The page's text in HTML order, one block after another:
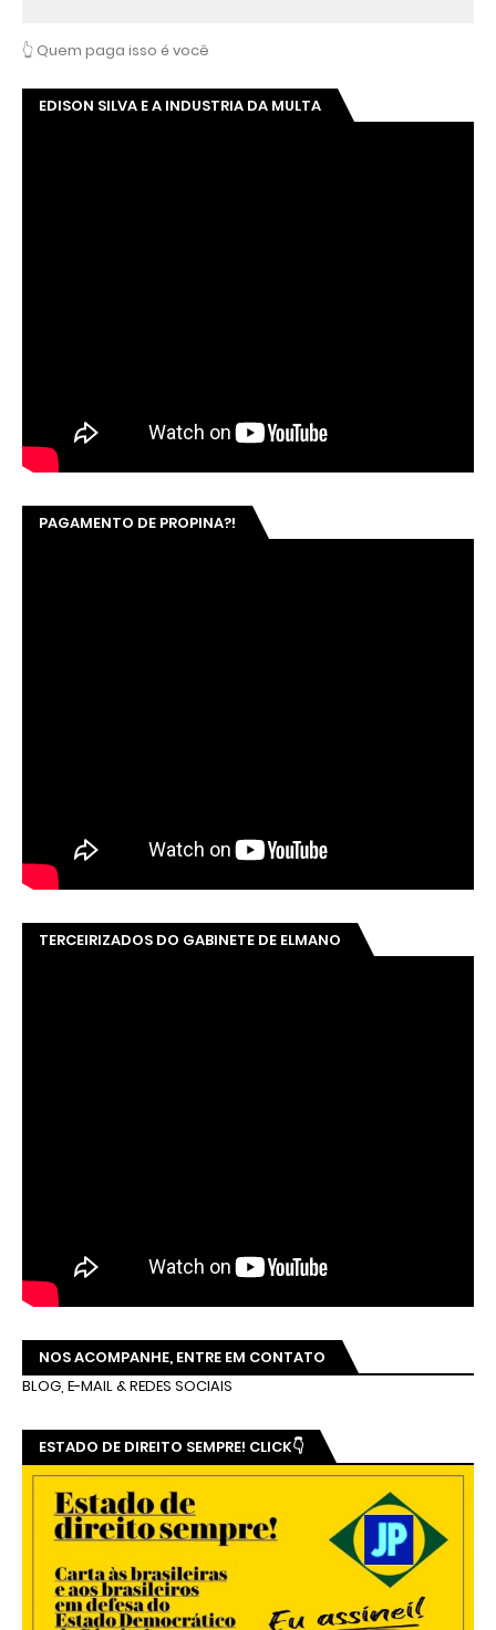
👆 Quem paga isso é você
EDISON SILVA E A INDUSTRIA DA MULTA
PAGAMENTO DE PROPINA?!
TERCEIRIZADOS DO GABINETE DE ELMANO
NOS ACOMPANHE, ENTRE EM CONTATO
BLOG, E-MAIL & REDES SOCIAIS
ESTADO DE DIREITO SEMPRE! CLICK👇